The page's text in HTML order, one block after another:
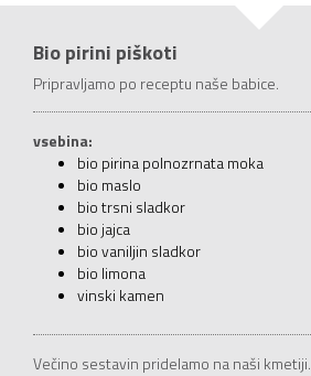
Bio pirini piškoti
Pripravljamo po receptu naše babice.
vsebina:
bio pirina polnozrnata moka
bio maslo
bio trsni sladkor
bio jajca
bio vaniljin sladkor
bio limona
vinski kamen
Večino sestavin pridelamo na naši kmetiji.